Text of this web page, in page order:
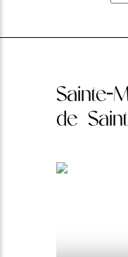
Sainte-
de